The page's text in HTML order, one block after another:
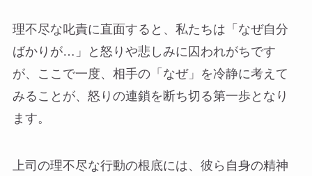
理不尽な叱責に直面すると、私たちは「なぜ自分
ばかりが…」と怒りや悲しみに囚われがちです
が、ここで一度、相手の「なぜ」を冷静に考えて
みることが、怒りの連鎖を断ち切る第一歩となり
ます。
上司の理不尽な行動の根底には、彼ら自身の精神